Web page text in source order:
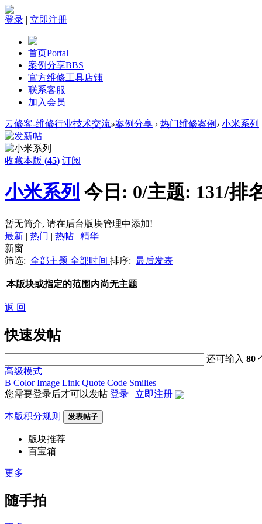
登录 | 立即注册
首页Portal
案例分享BBS
官方维修工具店铺
联系客服
加入会员
云修客-维修行业技术交流»案例分享 › 热门维修案例 › 小米系列
收藏本版 (45) 订阅
小米系列 今日: 0/主题: 131/排
暂无简介, 请在后台版块管理中添加!
最新 | 热门 | 热帖 | 精华
新窗
筛选: 全部主题 全部时间 排序: 最后发表
本版块或指定的范围内尚无主题
返 回
快速发帖
还可输入80
高级模式
B Color Image Link Quote Code Smilies
您需要登录后才可以发帖 登录 | 立即注册
本版积分规则 发表帖子
版块推荐
百宝箱
更多
随手拍